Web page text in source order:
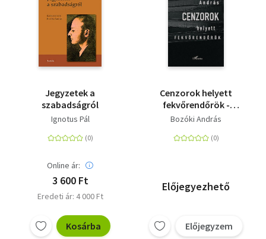
Jegyzetek a
szabadságról
Ignotus Pál
Online ár:
3 600 Ft
Eredeti ár: 4 000 Ft
Kosárba
Cenzorok helyett
fekvőrendőrök -
Politikai kultúra és
Bozóki András
Előjegyezhető
Előjegyzem